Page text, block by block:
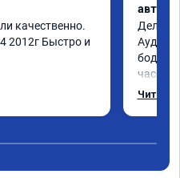
качественно.
2012г Быстро и
Делал
как
Читать